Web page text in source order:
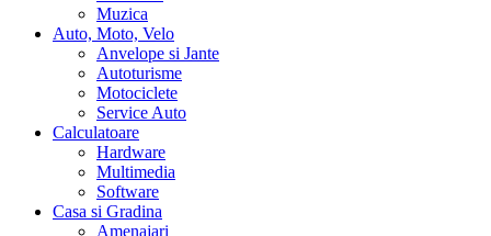
Muzica
Auto, Moto, Velo
Anvelope si Jante
Autoturisme
Motociclete
Service Auto
Calculatoare
Hardware
Multimedia
Software
Casa si Gradina
Amenajari